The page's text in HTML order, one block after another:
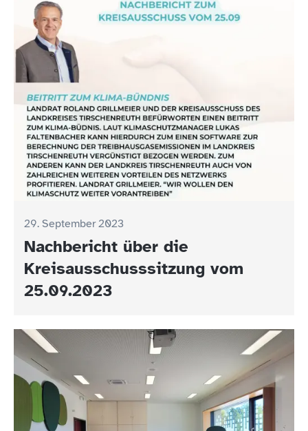
29. September 2023
Nachbericht über die
Kreisausschusssitzung vom
25.09.2023